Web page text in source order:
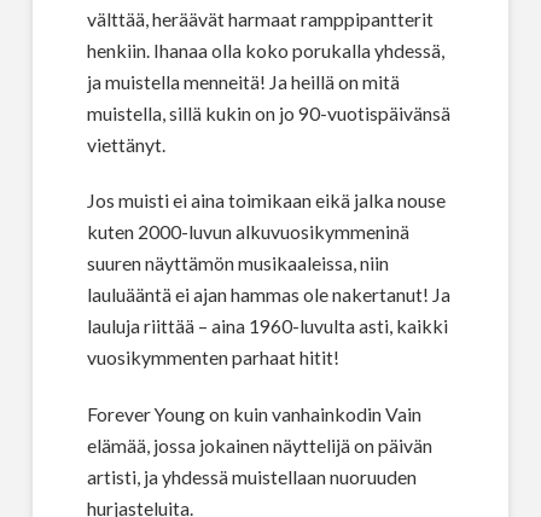
välttää, heräävät harmaat ramppipantterit
henkiin. Ihanaa olla koko porukalla yhdessä,
ja muistella menneitä! Ja heillä on mitä
muistella, sillä kukin on jo 90-vuotispäivänsä
viettänyt.
Jos muisti ei aina toimikaan eikä jalka nouse
kuten 2000-luvun alkuvuosikymmeninä
suuren näyttämön musikaaleissa, niin
lauluääntä ei ajan hammas ole nakertanut! Ja
lauluja riittää – aina 1960-luvulta asti, kaikki
vuosikymmenten parhaat hitit!
Forever Young on kuin vanhainkodin Vain
elämää, jossa jokainen näyttelijä on päivän
artisti, ja yhdessä muistellaan nuoruuden
hurjasteluita.